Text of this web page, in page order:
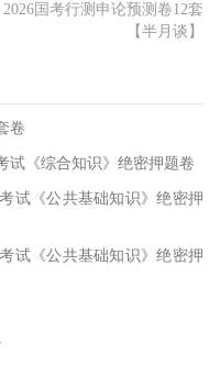
2026国考行测申论预测卷12套
【半月谈】
卷
试《综合知识》绝密押题卷
试《公共基础知识》绝密押
试《公共基础知识》绝密押